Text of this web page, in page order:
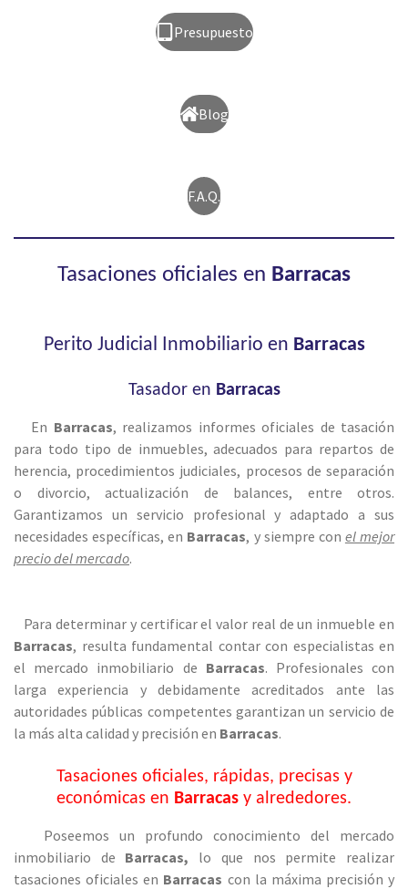
Presupuesto
Blog
F.A.Q.
Tasaciones oficiales en Barracas
Perito Judicial Inmobiliario en Barracas
Tasador en Barracas
En Barracas, realizamos informes oficiales de tasación
para todo tipo de inmuebles, adecuados para repartos de
herencia, procedimientos judiciales, procesos de separación
o divorcio, actualización de balances, entre otros.
Garantizamos un servicio profesional y adaptado a sus
necesidades específicas, en Barracas, y siempre con el mejor
precio del mercado.
Para determinar y certificar el valor real de un inmueble en
Barracas, resulta fundamental contar con especialistas en
el mercado inmobiliario de Barracas. Profesionales con
larga experiencia y debidamente acreditados ante las
autoridades públicas competentes garantizan un servicio de
la más alta calidad y precisión en Barracas.
Tasaciones oficiales, rápidas, precisas y
económicas en Barracas y alrededores.
Poseemos un profundo conocimiento del mercado
inmobiliario de Barracas, lo que nos permite realizar
tasaciones oficiales en Barracas con la máxima precisión y